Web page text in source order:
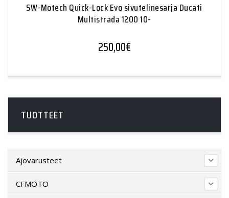
SW-Motech Quick-Lock Evo sivutelinesarja Ducati
Multistrada 1200 10-
250,00€
TUOTTEET
Ajovarusteet
CFMOTO